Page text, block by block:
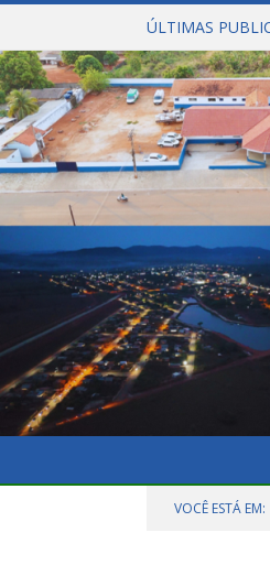
ÚLTIMAS
VOCÊ ESTÁ EM: